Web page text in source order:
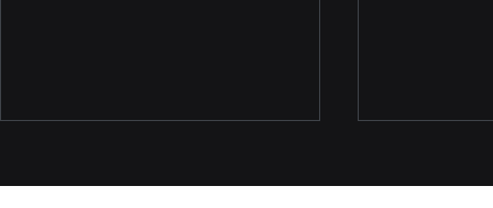
「Digital X Solution